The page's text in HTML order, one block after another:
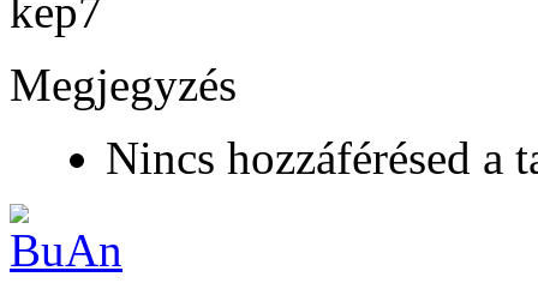
Megjegyzés
Nincs hozzáférésed a